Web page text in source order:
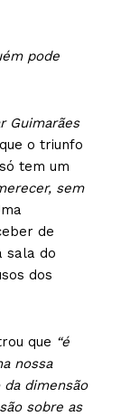
pode
Guimarães
o triunfo
tem um
sem
de
sala do
dos
que “é
nossa
da dimensão
sobre as